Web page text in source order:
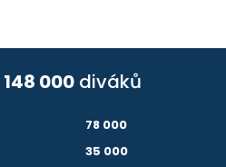
148 000 diváků
78 000
35 000